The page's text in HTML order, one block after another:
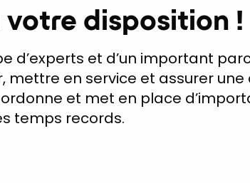
votre disposition !
d’experts et d’un important
en service et assurer
et met en place
temps records.